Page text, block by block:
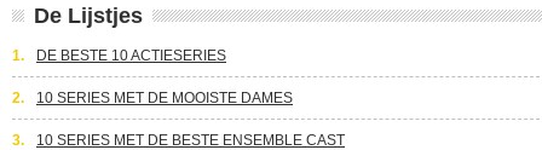
De Lijstjes
1. DE BESTE 10 ACTIESERIES
2. 10 SERIES MET DE MOOISTE DAMES
3. 10 SERIES MET DE BESTE ENSEMBLE CAST